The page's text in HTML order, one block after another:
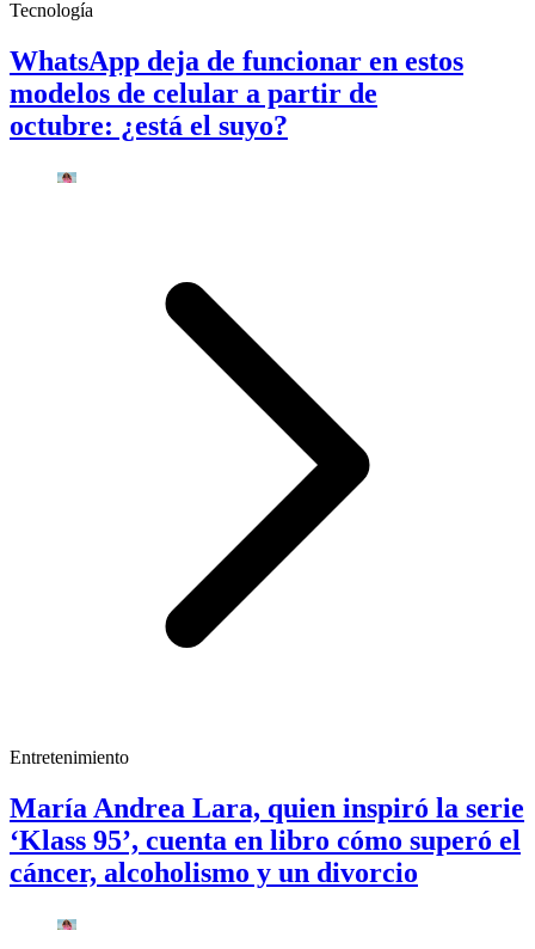
Tecnología
WhatsApp deja de funcionar en estos
modelos de celular a partir de
octubre: ¿está el suyo?
Entretenimiento
María Andrea Lara, quien inspiró la serie
‘Klass 95’, cuenta en libro cómo superó el
cáncer, alcoholismo y un divorcio